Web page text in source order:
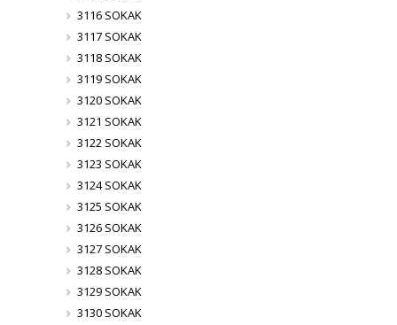
3116 SOKAK
3117 SOKAK
3118 SOKAK
3119 SOKAK
3120 SOKAK
3121 SOKAK
3122 SOKAK
3123 SOKAK
3124 SOKAK
3125 SOKAK
3126 SOKAK
3127 SOKAK
3128 SOKAK
3129 SOKAK
3130 SOKAK